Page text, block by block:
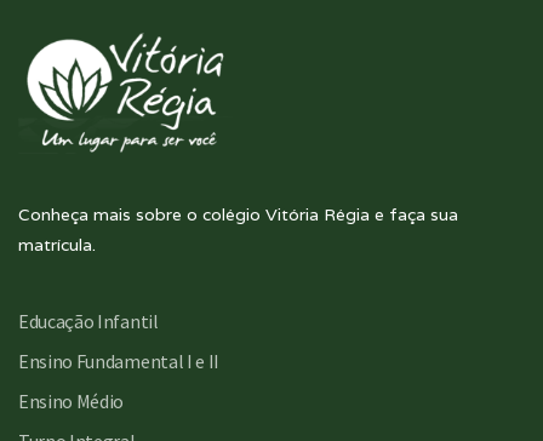
Conheça mais sobre o colégio Vitória Régia e faça sua
matrícula.
Educação Infantil
Ensino Fundamental I e II
Ensino Médio